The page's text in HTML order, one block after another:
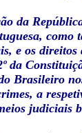
da
e os
da
Brasileiro
a